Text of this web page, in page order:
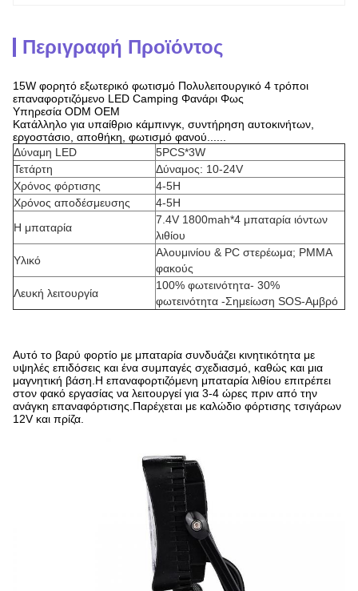
Περιγραφή Προϊόντος
15W φορητό εξωτερικό φωτισμό Πολυλειτουργικό 4 τρόποι
επαναφορτιζόμενο LED Camping Φανάρι Φως
Υπηρεσία ODM OEM
Κατάλληλο για υπαίθριο κάμπινγκ, συντήρηση αυτοκινήτων,
εργοστάσιο, αποθήκη, φωτισμό φανού......
Δύναμη LED
5PCS*3W
Τετάρτη
Δύναμος: 10-24V
Χρόνος φόρτισης
4-5H
Χρόνος αποδέσμευσης
4-5H
Η μπαταρία
7.4V 1800mah*4 μπαταρία ιόντων
λιθίου
Υλικό
Αλουμινίου & PC στερέωμα; PMMA
φακούς
Λευκή λειτουργία
100% φωτεινότητα- 30%
φωτεινότητα -Σημείωση SOS-Αμβρό
Αυτό το βαρύ φορτίο με μπαταρία συνδυάζει κινητικότητα με
υψηλές επιδόσεις και ένα συμπαγές σχεδιασμό, καθώς και μια
μαγνητική βάση.Η επαναφορτιζόμενη μπαταρία λιθίου επιτρέπει
στον φακό εργασίας να λειτουργεί για 3-4 ώρες πριν από την
ανάγκη επαναφόρτισης.Παρέχεται με καλώδιο φόρτισης τσιγάρων
12V και πρίζα.